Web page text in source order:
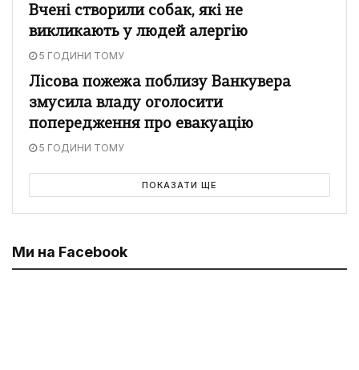
Вчені створили собак, які не
викликають у людей алергію
5 ГОДИНИ ТОМУ
Лісова пожежа поблизу Ванкувера
змусила владу оголосити
попередження про евакуацію
5 ГОДИНИ ТОМУ
ПОКАЗАТИ ЩЕ
Ми на Facebook